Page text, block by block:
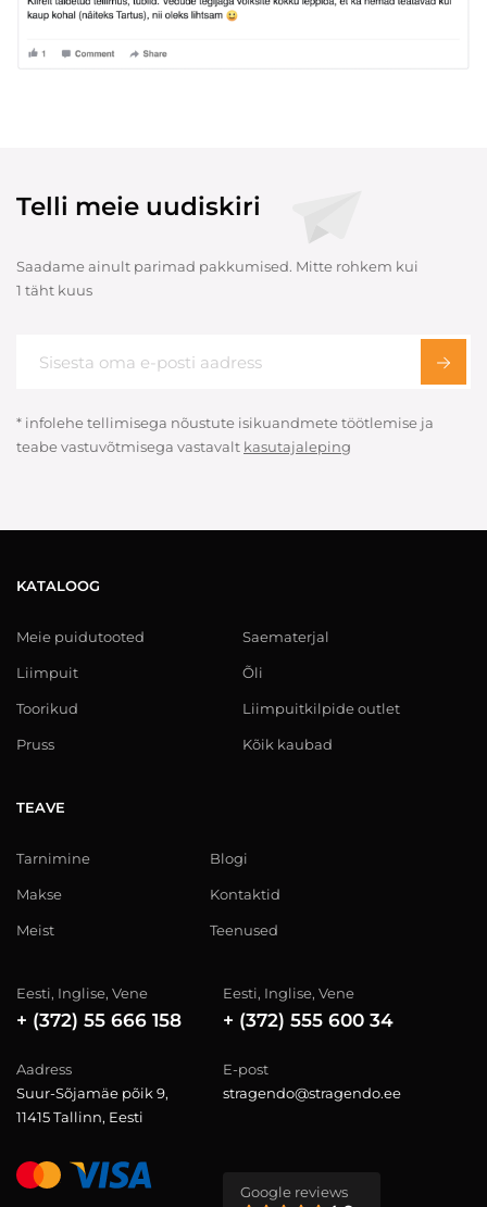
Telli meie uudiskiri
Saadame ainult parimad pakkumised. Mitte rohkem kui
1 täht kuus
* infolehe tellimisega nõustute isikuandmete töötlemise ja
teabe vastuvõtmisega vastavalt kasutajaleping
KATALOOG
Meie puidutooted
Liimpuit
Toorikud
Pruss
Saematerjal
Õli
Liimpuitkilpide outlet
Kõik kaubad
TEAVE
Tarnimine
Makse
Meist
Blogi
Kontaktid
Teenused
Eesti, Inglise, Vene
+ (372) 55 666 158
Eesti, Inglise, Vene
+ (372) 555 600 34
Aadress
Suur-Sõjamäe põik 9,
11415 Tallinn, Eesti
E-post
stragendo@stragendo.ee
Google reviews